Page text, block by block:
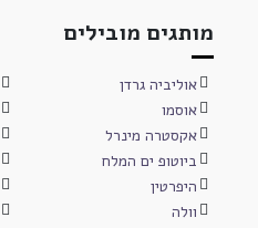
מותגים מובילים
אוליביה גרדן
אוסמו
אקסטרה מינרל
ביוטופ ים המלח
היפרטין
וולה